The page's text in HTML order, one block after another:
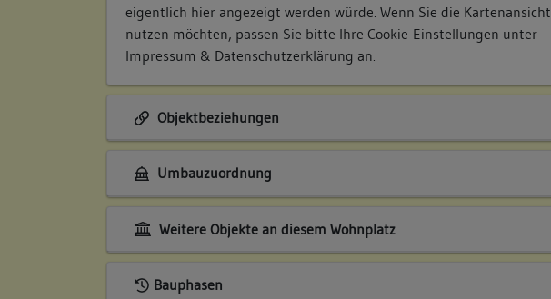
eigentlich hier angezeigt werden würde. Wenn Sie die Kartenansicht
nutzen möchten, passen Sie bitte Ihre Cookie-Einstellungen unter
Impressum & Datenschutzerklärung an.
Objektbeziehungen
Umbauzuordnung
Weitere Objekte an diesem Wohnplatz
Bauphasen